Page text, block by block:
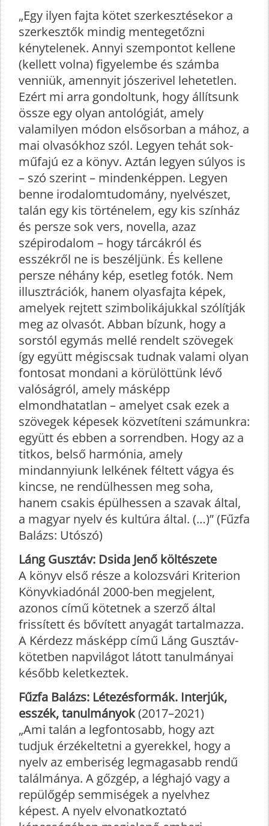
„Egy ilyen fajta kötet szerkesztésekor a
szerkesztők mindig mentegetőzni
kénytelenek. Annyi szempontot kellene
(kellett volna) figyelembe és számba
venniük, amennyit jószerivel lehetetlen.
Ezért mi arra gondoltunk, hogy állítsunk
össze egy olyan antológiát, amely
valamilyen módon elsősorban a mához, a
mai olvasókhoz szól. Legyen tehát sok-
műfajú ez a könyv. Aztán legyen súlyos is
– szó szerint – mindenképpen. Legyen
benne irodalomtudomány, nyelvészet,
talán egy kis történelem, egy kis színház
és persze sok vers, novella, azaz
szépirodalom – hogy tárcákról és
esszékről ne is beszéljünk. És kellene
persze néhány kép, esetleg fotók. Nem
illusztrációk, hanem olyasfajta képek,
amelyek rejtett szimbolikájukkal szólítják
meg az olvasót. Abban bízunk, hogy a
sorstól egymás mellé rendelt szövegek
így együtt mégiscsak tudnak valami olyan
fontosat mondani a körülöttünk lévő
valóságról, amely másképp
elmondhatatlan – amelyet csak ezek a
szövegek képesek közvetíteni számunkra:
együtt és ebben a sorrendben. Hogy az a
titkos, belső harmónia, amely
mindannyiunk lelkének féltett vágya és
kincse, ne rendülhessen meg soha,
hanem csakis épülhessen a szavak által,
a magyar nyelv és kultúra által. (…)” (Fűzfa
Balázs: Utószó)
Láng Gusztáv: Dsida Jenő költészete
A könyv első része a kolozsvári Kriterion
Könyvkiadónál 2000-ben megjelent,
azonos című kötetnek a szerző által
frissített és bővített anyagát tartalmazza.
A Kérdezz másképp című Láng Gusztáv-
kötetben napvilágot látott tanulmányai
később keletkeztek.
Fűzfa Balázs: Létezésformák. Interjúk,
esszék, tanulmányok(2017–2021)
„Ami talán a legfontosabb, hogy azt
tudjuk érzékeltetni a gyerekkel, hogy a
nyelv az emberiség legmagasabb rendű
találmánya. A gőzgép, a léghajó vagy a
repülőgép semmiségek a nyelvhez
képest. A nyelv elvonatkoztató